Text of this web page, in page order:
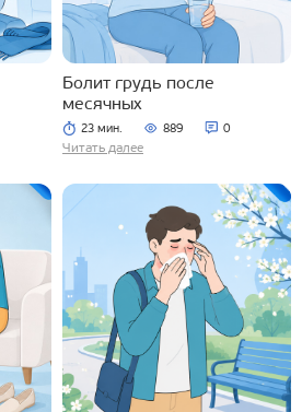
Болит грудь после
месячных
23 мин. 889 0
Читать далее